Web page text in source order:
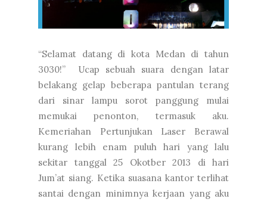
“Selamat datang di kota Medan di tahun
3030!” Ucap sebuah suara dengan latar
belakang gelap beberapa pantulan terang
dari sinar lampu sorot panggung mulai
memukai penonton, termasuk aku.
Kemeriahan Pertunjukan Laser Berawal
kurang lebih enam puluh hari yang lalu
sekitar tanggal 25 Okotber 2013 di hari
Jum’at siang. Ketika suasana kantor terlihat
santai dengan minimnya kerjaan yang aku